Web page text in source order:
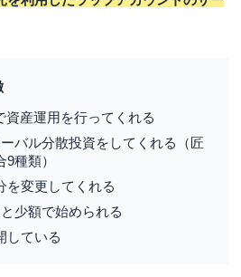
資産運用したい人
使って資産運用したい人
口座の開設
の申込・契約手続き
関するよくある質問
口座で買える？
ット・デメリットは？
資産運用を行ってくれる
バル分散投資をしてくれる（匠
種類）
を変更してくれる
少額で始められる
している